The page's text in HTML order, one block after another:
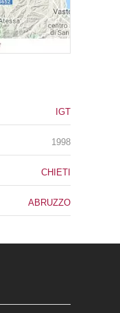
IGT
1998
CHIETI
ABRUZZO